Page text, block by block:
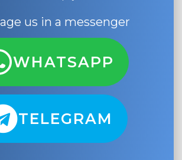
us in a messenger
WHATSAPP
TELEGRAM